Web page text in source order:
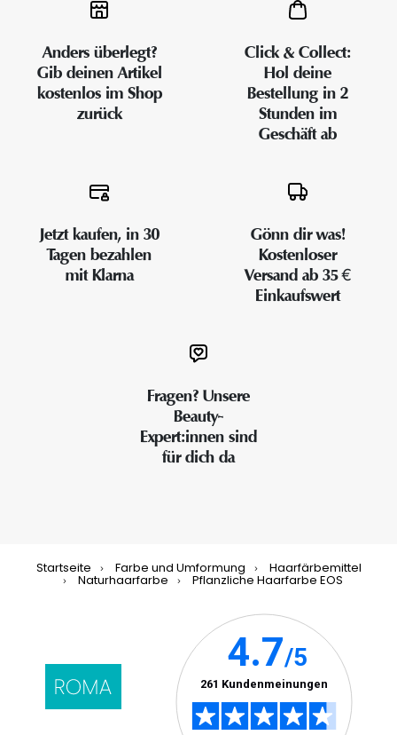
Anders überlegt?
Gib deinen Artikel
kostenlos im Shop
zurück
Click & Collect:
Hol deine
Bestellung in 2
Stunden im
Geschäft ab
Jetzt kaufen, in 30
Tagen bezahlen
mit Klarna
Gönn dir was!
Kostenloser
Versand ab 35 €
Einkaufswert
Fragen? Unsere
Beauty-
Expert:innen sind
für dich da
Startseite Farbe und Umformung Haarfärbemittel
Naturhaarfarbe Pflanzliche Haarfarbe EOS